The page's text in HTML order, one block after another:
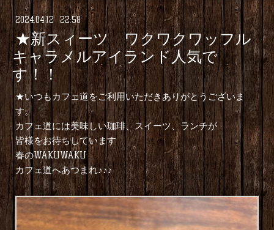
2024.04.12 22:58
★新スィーツ ワクワクワッフル
キャラメルアイランド人気で
す！！
★いつもカフェ道をご利用いただきありがとうございま
す。
カフェ道には美味しい珈琲、スイーツ、ランチが
皆様をお待ちしています
春のWAKUWAKU
カフェ道へあつまれ♪♪♪